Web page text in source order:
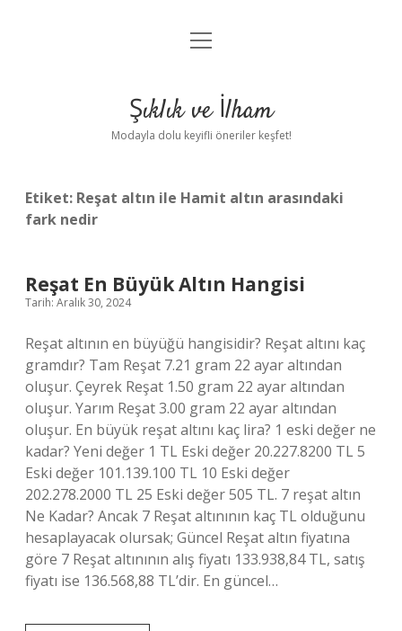
Anasayfa
Yasal Uyarı
menüyü
Şıklık ve İlham
Modayla dolu keyifli öneriler keşfet!
Etiket: Reşat altın ile Hamit altın arasındaki
fark nedir
Reşat En Büyük Altın Hangisi
Tarih: Aralık 30, 2024
Reşat altının en büyüğü hangisidir? Reşat altını kaç
gramdır? Tam Reşat 7.21 gram 22 ayar altından
oluşur. Çeyrek Reşat 1.50 gram 22 ayar altından
oluşur. Yarım Reşat 3.00 gram 22 ayar altından
oluşur. En büyük reşat altını kaç lira? 1 eski değer ne
kadar? Yeni değer 1 TL Eski değer 20.227.8200 TL 5
Eski değer 101.139.100 TL 10 Eski değer
202.278.2000 TL 25 Eski değer 505 TL. 7 reşat altın
Ne Kadar? Ancak 7 Reşat altınının kaç TL olduğunu
hesaplayacak olursak; Güncel Reşat altın fiyatına
göre 7 Reşat altınının alış fiyatı 133.938,84 TL, satış
fiyatı ise 136.568,88 TL’dir. En güncel…